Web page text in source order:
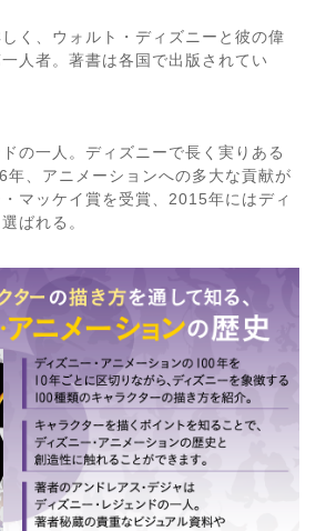
く、ウォルト・ディズニーと彼の偉
人者。著書は各国で出版されてい
の一人。ディズニーで長く実りある
年、アニメーションへの多大な貢献が
マッケイ賞を受賞、2015年にはディ
ばれる。